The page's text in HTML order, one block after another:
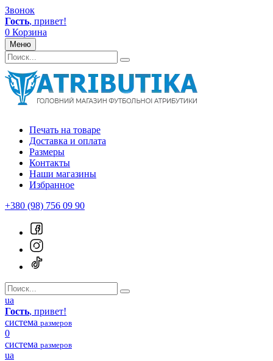
Звонок
Гость, привет!
0 Корзина
Меню
Печать на товаре
Доставка и оплата
Размеры
Контакты
Наши магазины
Избранное
+380 (98) 756 09 90
ua
Гость, привет!
система размеров
0
система размеров
ua